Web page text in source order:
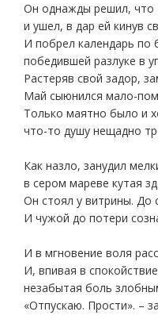
Он однажды решил, что
и ушел, в дар ей кинув
И побрел календарь по
победившей разлуке в
Растеряв свой задор,
Май сыюнился мало-
Только маятно было и
что-то душу нещадно
Как назло, занудил
в сером мареве кутая
Он стоял у витрины. До
И чужой до потери
И в мгновение воля
И, впивая в
незабытая боль
«Отпускаю. Прости». –